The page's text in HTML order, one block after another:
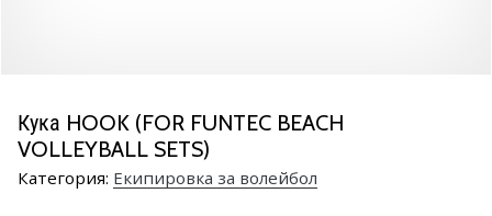
страст
като
нас?
Кука HOOK (FOR FUNTEC BEACH
VOLLEYBALL SETS)
Категория: Екипировка за волейбол